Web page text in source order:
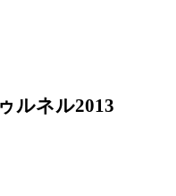
ルネル2013